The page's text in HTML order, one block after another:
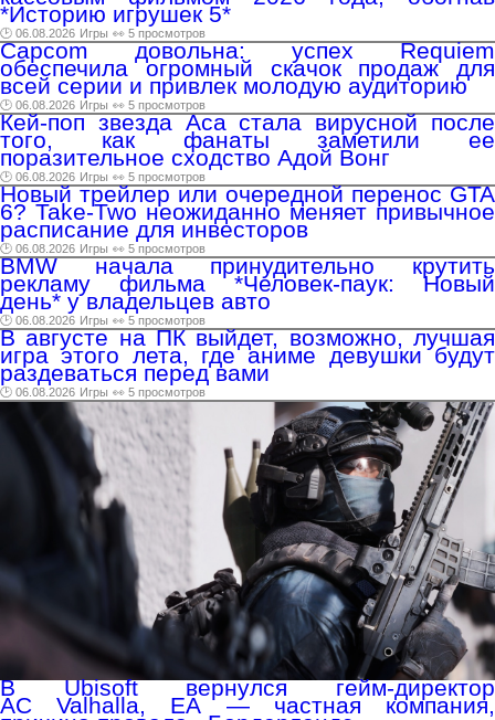
*Историю игрушек 5*
🕑 06.08.2026 Игры 👀 5 просмотров
Capcom довольна: успех Requiem
обеспечила огромный скачок продаж для
всей серии и привлек молодую аудиторию
🕑 06.08.2026 Игры 👀 5 просмотров
Кей-поп звезда Аса стала вирусной после
того, как фанаты заметили ее
поразительное сходство Адой Вонг
🕑 06.08.2026 Игры 👀 5 просмотров
Новый трейлер или очередной перенос GTA
6? Take-Two неожиданно меняет привычное
расписание для инвесторов
🕑 06.08.2026 Игры 👀 5 просмотров
BMW начала принудительно крутить
рекламу фильма *Человек-паук: Новый
день* у владельцев авто
🕑 06.08.2026 Игры 👀 5 просмотров
В августе на ПК выйдет, возможно, лучшая
игра этого лета, где аниме девушки будут
раздеваться перед вами
🕑 06.08.2026 Игры 👀 5 просмотров
В Ubisoft вернулся гейм-директор
AC Valhalla, EA — частная компания,